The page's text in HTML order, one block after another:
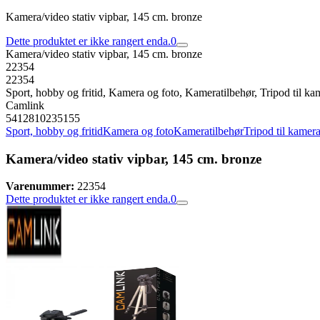
Kamera/video stativ vipbar, 145 cm. bronze
Dette produktet er ikke rangert enda.0
Kamera/video stativ vipbar, 145 cm. bronze
22354
22354
Sport, hobby og fritid, Kamera og foto, Kameratilbehør, Tripod til
Camlink
5412810235155
Sport, hobby og fritidKamera og fotoKameratilbehørTripod til kamera
Kamera/video stativ vipbar, 145 cm. bronze
Varenummer: 22354
Dette produktet er ikke rangert enda.0